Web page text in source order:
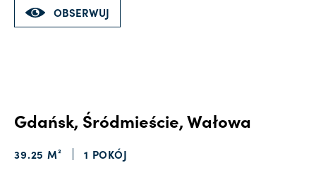
OBSERWUJ
Gdańsk, Śródmieście, Wałowa
39.25 M² 1 POKÓJ